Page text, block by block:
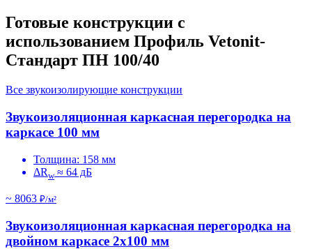
Готовые конструкции с
использованием Профиль Vetonit-
Стандарт ПН 100/40
Все звукоизолирующие конструкции
Звукоизоляционная каркасная перегородка на
каркасе 100 мм
Толщина: 158 мм
ΔRw≈ 64 дБ
~ 8063 ₽/м²
Звукоизоляционная каркасная перегородка на
двойном каркасе 2х100 мм